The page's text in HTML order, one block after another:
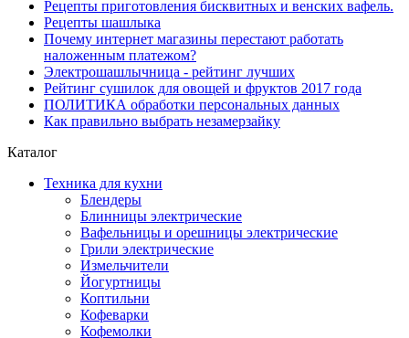
Рецепты приготовления бисквитных и венских вафель.
Рецепты шашлыка
Почему интернет магазины перестают работать
наложенным платежом?
Электрошашлычница - рейтинг лучших
Рейтинг сушилок для овощей и фруктов 2017 года
ПОЛИТИКА обработки персональных данных
Как правильно выбрать незамерзайку
Каталог
Техника для кухни
Блендеры
Блинницы электрические
Вафельницы и орешницы электрические
Грили электрические
Измельчители
Йогуртницы
Коптильни
Кофеварки
Кофемолки